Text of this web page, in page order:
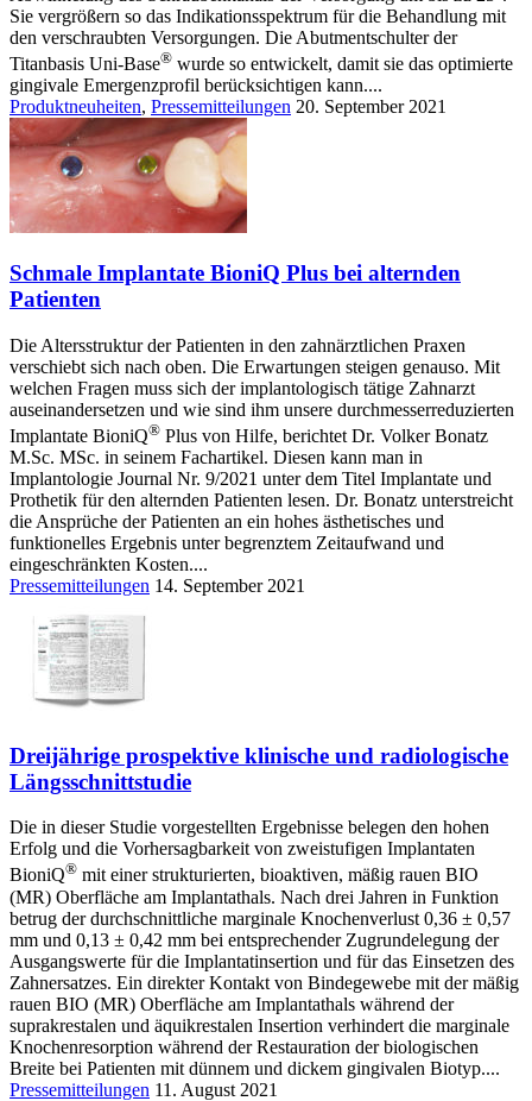
Sie vergrößern so das Indikationsspektrum für die Behandlung mit
den verschraubten Versorgungen. Die Abutmentschulter der
Titanbasis Uni-Base® wurde so entwickelt, damit sie das optimierte
gingivale Emergenzprofil berücksichtigen kann....
Produktneuheiten, Pressemitteilungen 20. September 2021
Schmale Implantate BioniQ Plus bei alternden
Patienten
Die Altersstruktur der Patienten in den zahnärztlichen Praxen
verschiebt sich nach oben. Die Erwartungen steigen genauso. Mit
welchen Fragen muss sich der implantologisch tätige Zahnarzt
auseinandersetzen und wie sind ihm unsere durchmesserreduzierten
Implantate BioniQ® Plus von Hilfe, berichtet Dr. Volker Bonatz
M.Sc. MSc. in seinem Fachartikel. Diesen kann man in
Implantologie Journal Nr. 9/2021 unter dem Titel Implantate und
Prothetik für den alternden Patienten lesen. Dr. Bonatz unterstreicht
die Ansprüche der Patienten an ein hohes ästhetisches und
funktionelles Ergebnis unter begrenztem Zeitaufwand und
eingeschränkten Kosten....
Pressemitteilungen 14. September 2021
Dreijährige prospektive klinische und radiologische
Längsschnittstudie
Die in dieser Studie vorgestellten Ergebnisse belegen den hohen
Erfolg und die Vorhersagbarkeit von zweistufigen Implantaten
BioniQ® mit einer strukturierten, bioaktiven, mäßig rauen BIO
(MR) Oberfläche am Implantathals. Nach drei Jahren in Funktion
betrug der durchschnittliche marginale Knochenverlust 0,36 ± 0,57
mm und 0,13 ± 0,42 mm bei entsprechender Zugrundelegung der
Ausgangswerte für die Implantatinsertion und für das Einsetzen des
Zahnersatzes. Ein direkter Kontakt von Bindegewebe mit der mäßig
rauen BIO (MR) Oberfläche am Implantathals während der
suprakrestalen und äquikrestalen Insertion verhindert die marginale
Knochenresorption während der Restauration der biologischen
Breite bei Patienten mit dünnem und dickem gingivalen Biotyp....
Pressemitteilungen 11. August 2021